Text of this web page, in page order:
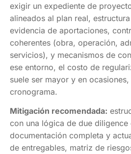
exigir un expediente de
alineados al plan real,
evidencia de aportaciones,
coherentes (obra, operación,
servicios), y mecanismos de
ese entorno, el costo de
suele ser mayor y en
cronograma.
Mitigación recomendada:
con una lógica de due diligence
documentación completa y
de entregables, matriz de